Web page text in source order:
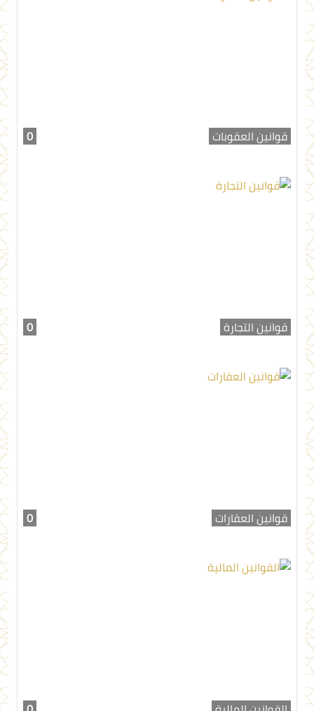
قوانين العقوبات 0
قوانين التجارة 0
قوانين العقارات 0